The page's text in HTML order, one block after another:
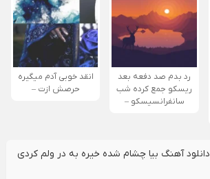
رد بدم صد دفعه بعد
ریسکو جمع کرده شب
سانفرانسیسکو –
انقد خوبی آدم میگیره
حرصش ازت –
دانلود آهنگ بیا چشام شده خیره به در ولم کردی